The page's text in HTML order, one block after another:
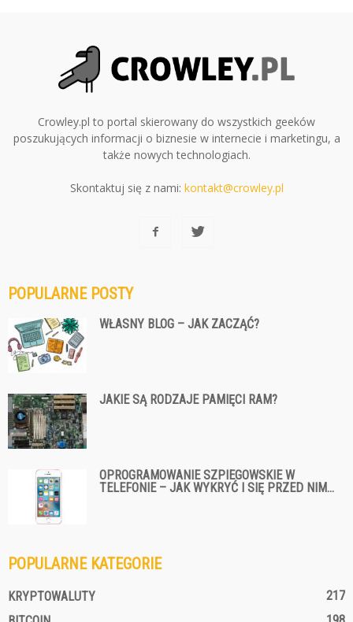
Crowley.pl to portal skierowany do wszystkich geeków
poszukujących informacji o biznesie w internecie i marketingu, a
także nowych technologiach.
Skontaktuj się z nami: kontakt@crowley.pl
POPULARNE POSTY
WŁASNY BLOG – JAK ZACZĄĆ?
JAKIE SĄ RODZAJE PAMIĘCI RAM?
OPROGRAMOWANIE SZPIEGOWSKIE W
TELEFONIE – JAK WYKRYĆ I SIĘ PRZED NIM...
POPULARNE KATEGORIE
KRYPTOWALUTY
217